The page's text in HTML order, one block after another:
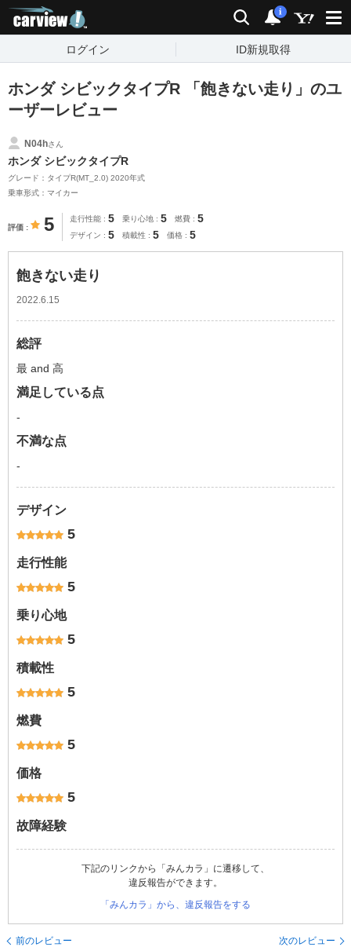
検索 通知
i
ログイン ID新規取得
ホンダ シビックタイプR 「飽きない走り」のユ
ーザーレビュー
N04hさん
ホンダ シビックタイプR
グレード：タイプR(MT_2.0) 2020年式
乗車形式：マイカー
評価 5 走行性能 5 乗り心地 5 燃費 5
デザイン 5 積載性 5 価格 5
飽きない走り
2022.6.15
総評
最 and 高
満足している点
-
不満な点
-
デザイン
5
走行性能
5
乗り心地
5
積載性
5
燃費
5
価格
5
故障経験
下記のリンクから「みんカラ」に遷移して、
違反報告ができます。
「みんカラ」から、違反報告をする
前のレビュー 次のレビュー